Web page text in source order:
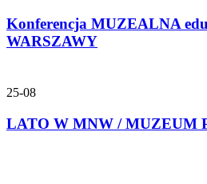
Konferencja MUZEALNA
WARSZAWY
25-08
LATO W MNW / MUZEUM